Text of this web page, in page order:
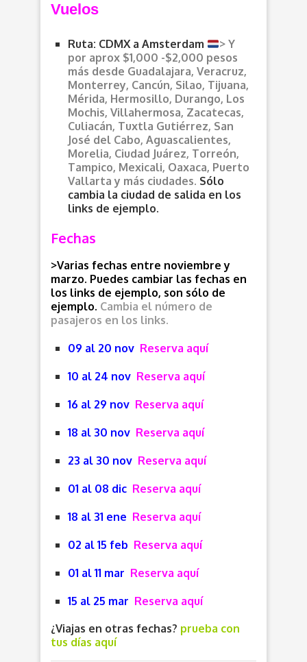
Vuelos
Ruta: CDMX a Amsterdam
> Y
por aprox $1,000 -$2,000 pesos
más desde Guadalajara, Veracruz,
Monterrey, Cancún, Silao, Tijuana,
Mérida, Hermosillo, Durango, Los
Mochis, Villahermosa, Zacatecas,
Culiacán, Tuxtla Gutiérrez, San
José del Cabo, Aguascalientes,
Morelia, Ciudad Juárez, Torreón,
Tampico, Mexicali, Oaxaca, Puerto
Vallarta y más ciudades. Sólo
cambia la ciudad de salida en los
links de ejemplo.
Fechas
>Varias fechas entre noviembre y
marzo. Puedes cambiar las fechas en
los links de ejemplo, son sólo de
ejemplo. Cambia el número de
pasajeros en los links.
09 al 20 nov Reserva aquí
10 al 24 nov Reserva aquí
16 al 29 nov Reserva aquí
18 al 30 nov Reserva aquí
23 al 30 nov Reserva aquí
01 al 08 dic Reserva aquí
18 al 31 ene Reserva aquí
02 al 15 feb Reserva aquí
01 al 11 mar Reserva aquí
15 al 25 mar Reserva aquí
¿Viajas en otras fechas? prueba con
tus días aquí